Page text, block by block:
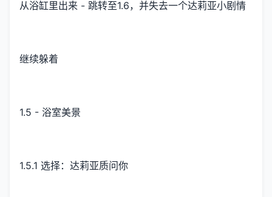
从浴缸里出来 - 跳转至1.6，并失去一个达莉亚小剧情
继续躲着
1.5 - 浴室美景
1.5.1 选择：达莉亚质问你